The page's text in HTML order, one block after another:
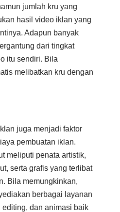
jumlah kru yang
hasil video iklan yang
Adapun banyak
dari tingkat
itu sendiri. Bila
melibatkan kru dengan
juga menjadi faktor
pembuatan iklan.
meliputi penata artistik,
serta grafis yang terlibat
Bila memungkinkan,
berbagai layanan
dan animasi baik